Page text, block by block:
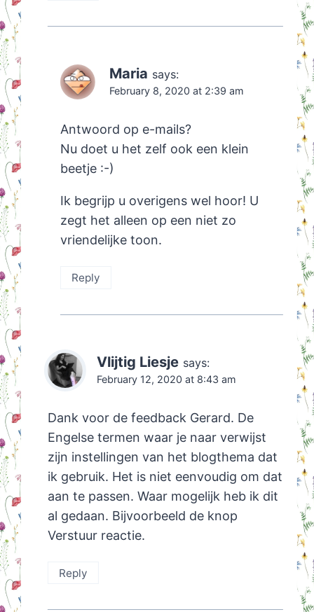
Maria says:
February 8, 2020 at 2:39 am
Antwoord op e-mails?
Nu doet u het zelf ook een klein
beetje :-)
Ik begrijp u overigens wel hoor! U
zegt het alleen op een niet zo
vriendelijke toon.
Reply
Vlijtig Liesje says:
February 12, 2020 at 8:43 am
Dank voor de feedback Gerard. De
Engelse termen waar je naar verwijst
zijn instellingen van het blogthema dat
ik gebruik. Het is niet eenvoudig om dat
aan te passen. Waar mogelijk heb ik dit
al gedaan. Bijvoorbeeld de knop
Verstuur reactie.
Reply